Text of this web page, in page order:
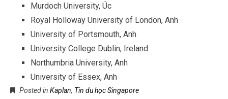
Murdoch University, Úc
Royal Holloway University of London, Anh
University of Portsmouth, Anh
University College Dublin, Ireland
Northumbria University, Anh
University of Essex, Anh
Posted in Kaplan, Tin du học Singapore